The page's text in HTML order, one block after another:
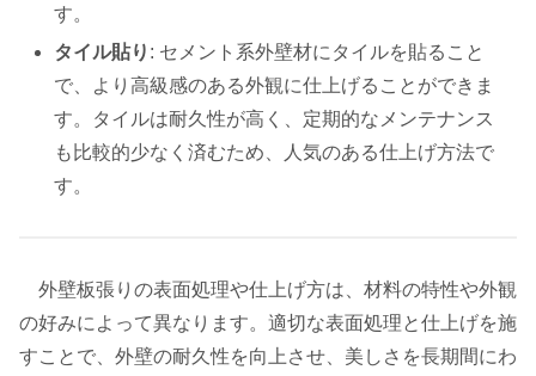
す。
タイル貼り : セメント系外壁材にタイルを貼ること
で、より高級感のある外観に仕上げることができま
す。タイルは耐久性が高く、定期的なメンテナンス
も比較的少なく済むため、人気のある仕上げ方法で
す。
外壁板張りの表面処理や仕上げ方は、材料の特性や外観
の好みによって異なります。適切な表面処理と仕上げを施
すことで、外壁の耐久性を向上させ、美しさを長期間にわ